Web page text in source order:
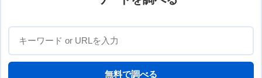
無料で調べる